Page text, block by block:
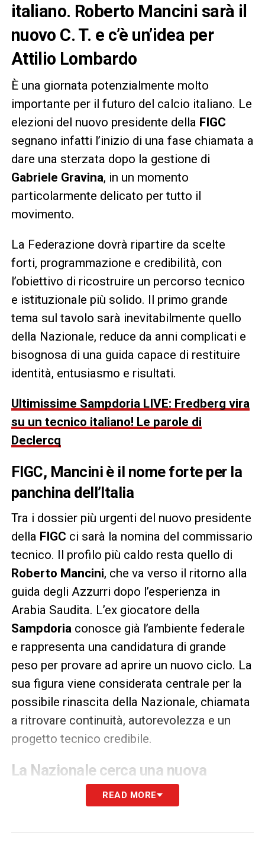
italiano. Roberto Mancini sarà il
nuovo C. T. e c’è un’idea per
Attilio Lombardo
È una giornata potenzialmente molto
importante per il futuro del calcio italiano. Le
elezioni del nuovo presidente della FIGC
segnano infatti l’inizio di una fase chiamata a
dare una sterzata dopo la gestione di
Gabriele Gravina, in un momento
particolarmente delicato per tutto il
movimento.
La Federazione dovrà ripartire da scelte
forti, programmazione e credibilità, con
l’obiettivo di ricostruire un percorso tecnico
e istituzionale più solido. Il primo grande
tema sul tavolo sarà inevitabilmente quello
della Nazionale, reduce da anni complicati e
bisognosa di una guida capace di restituire
identità, entusiasmo e risultati.
Ultimissime Sampdoria LIVE: Fredberg vira
su un tecnico italiano! Le parole di
Declercq
FIGC, Mancini è il nome forte per la
panchina dell’Italia
Tra i dossier più urgenti del nuovo presidente
della FIGC ci sarà la nomina del commissario
tecnico. Il profilo più caldo resta quello di
Roberto Mancini, che va verso il ritorno alla
guida degli Azzurri dopo l’esperienza in
Arabia Saudita. L’ex giocatore della
Sampdoria conosce già l’ambiente federale
e rappresenta una candidatura di grande
peso per provare ad aprire un nuovo ciclo. La
sua figura viene considerata centrale per la
possibile rinascita della Nazionale, chiamata
a ritrovare continuità, autorevolezza e un
progetto tecnico credibile.
La Nazionale cerca una nuova
identità dopo anni difficili
non sarà soltanto una nomina formale, ma
READ MORE